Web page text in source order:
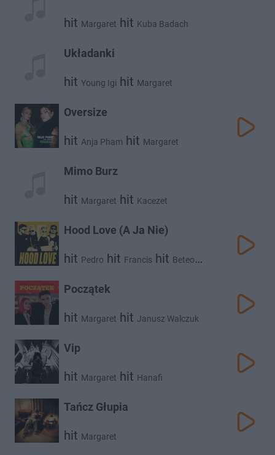
hit Margaret hit Kuba Badach
Układanki
hit Young Igi hit Margaret
Oversize
hit Anja Pham hit Margaret
Mimo Burz
hit Margaret hit Kacezet
Hood Love (A Ja Nie)
hit Pedro hit Francis hit Beteo
Początek
hit Margaret hit Janusz Walczuk
Vip
hit Margaret hit Hanafi
Tańcz Głupia
hit Margaret